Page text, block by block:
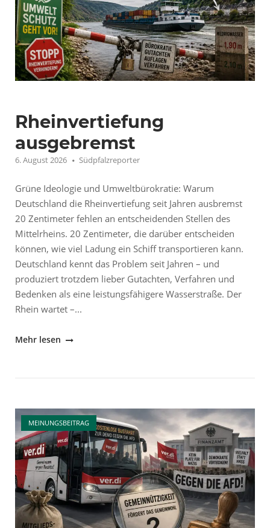
Rheinvertiefung
ausgebremst
6. August 2026 Südpfalzreporter
Grüne Ideologie und Umweltbürokratie: Warum
Deutschland die Rheinvertiefung seit Jahren ausbremst
20 Zentimeter fehlen an entscheidenden Stellen des
Mittelrheins. 20 Zentimeter, die darüber entscheiden
können, wie viel Ladung ein Schiff transportieren kann.
Deutschland kennt das Problem seit Jahren – und
produziert trotzdem lieber Gutachten, Verfahren und
Bedenken als eine leistungsfähigere Wasserstraße. Der
Rhein wartet –...
"Rheinvertiefung
Mehr lesen
MEINUNGSBEITRAG
Open post